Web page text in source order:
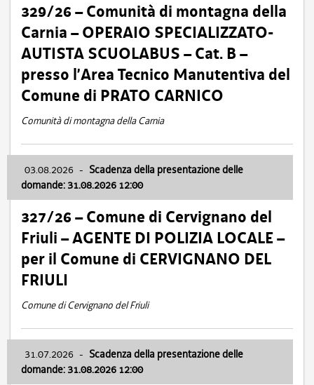
329/26 – Comunità di montagna della
Carnia – OPERAIO SPECIALIZZATO-
AUTISTA SCUOLABUS – Cat. B –
presso l’Area Tecnico Manutentiva del
Comune di PRATO CARNICO
Comunità di montagna della Carnia
03.08.2026 - Scadenza della presentazione delle
domande: 31.08.2026 12:00
327/26 – Comune di Cervignano del
Friuli – AGENTE DI POLIZIA LOCALE –
per il Comune di CERVIGNANO DEL
FRIULI
Comune di Cervignano del Friuli
31.07.2026 - Scadenza della presentazione delle
domande: 31.08.2026 12:00